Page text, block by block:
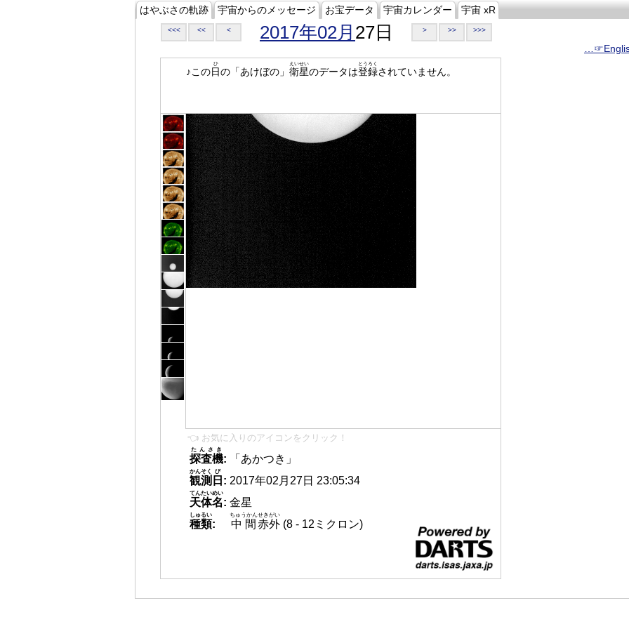
はやぶさの軌跡 宇宙からのメッセージ お宝データ 宇宙カレンダー 宇宙 xR
<<< << < 2017年02月 27日 > >> >>>
♪この日
ひ
の「あけぼの」 衛星
えいせい
のデータは登録
とうろく
されていません。
👈 お気に入りのアイコンをクリック！
探査機
たんさき
:
「あかつき」
観測
かんそく
日
び
: 2017年02月27日 23:05:34
天体名
てんたいめい
: 金星
種類
しゅるい
: 中間
ちゅうかん
赤外
せきがい
(8 - 12ミクロン)